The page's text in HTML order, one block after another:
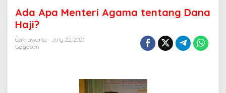
a
Ada Apa Menteri Agama tentang Dana
Haji?
Cakrawarta
July 22, 2021
Gagasan